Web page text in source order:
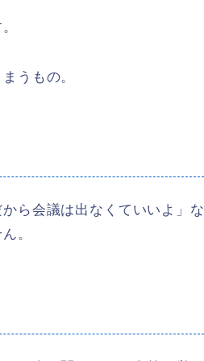
うもの。
ら会議は出なくていいよ」な
。